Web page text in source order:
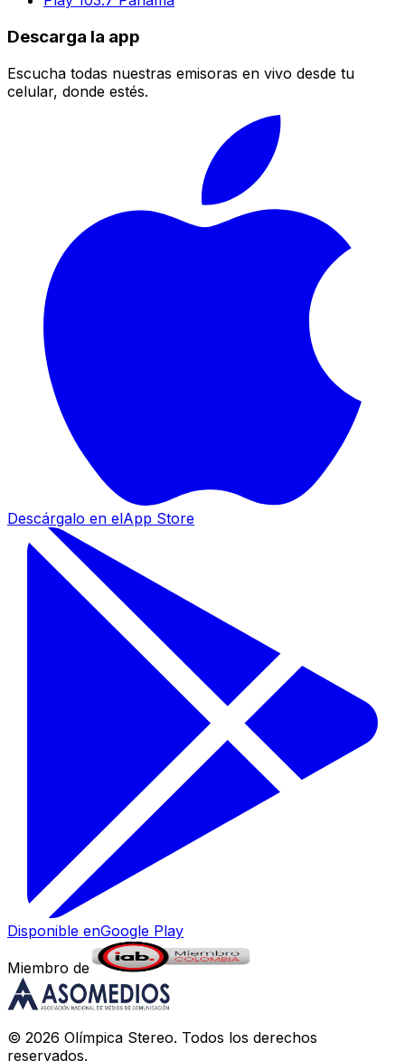
Descarga la app
Escucha todas nuestras emisoras en vivo desde tu
celular, donde estés.
Descárgalo en elApp Store
Disponible enGoogle Play
Miembro de
© 2026 Olímpica Stereo. Todos los derechos
reservados.